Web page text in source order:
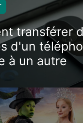
transférer
d'un
à un autre